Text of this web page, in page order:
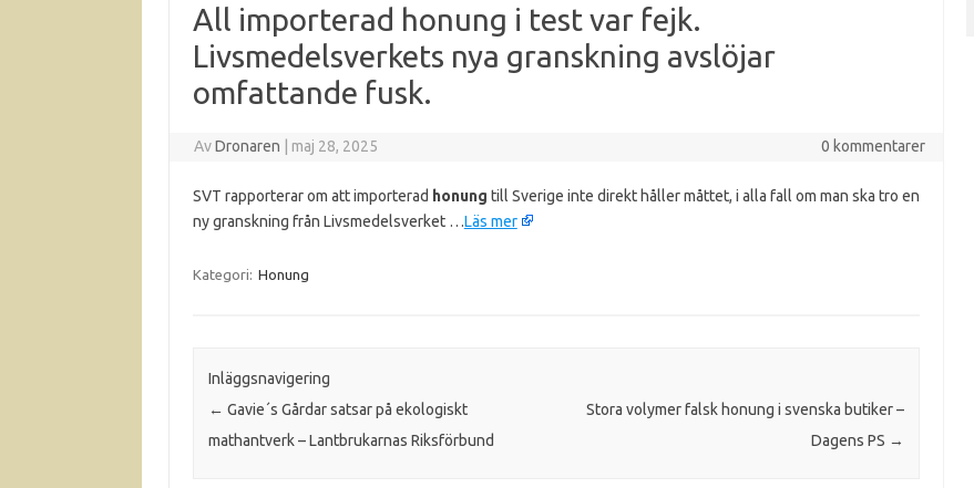
All importerad honung i test var fejk.
Livsmedelsverkets nya granskning avslöjar
omfattande fusk.
AvDronaren maj 28, 2025 0 kommentarer
SVT rapporterar om att importerad honung till Sverige inte direkt håller måttet, i alla fall om man ska tro en
ny granskning från Livsmedelsverket …Läs mer
Kategori: Honung
Inläggsnavigering
← Gavie´s Gårdar satsar på ekologiskt
mathantverk – Lantbrukarnas Riksförbund
Stora volymer falsk honung i svenska butiker –
Dagens PS →